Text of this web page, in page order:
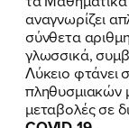
FB IN
αναγνωρίζει
σύνθετα
γλωσσικά,
Λύκειο φτάνει
πληθυσμιακών
μεταβολές σε